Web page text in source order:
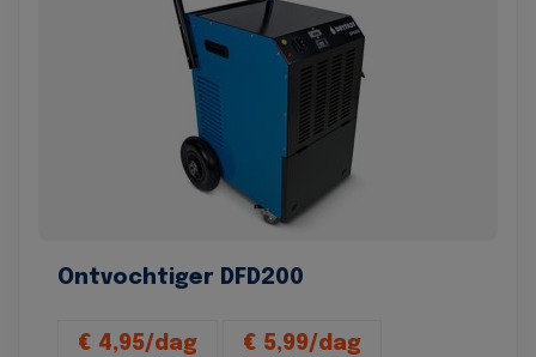
Ontvochtiger DFD200
€ 4,95/dag € 5,99/dag